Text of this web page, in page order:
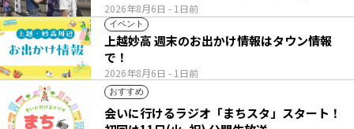
2026年8月6日 - 1日前
イベント
2026年8月6日 - 1日前
上越妙高 週末のお出かけ情報はタウン情報
で！
おすすめ
会いに行けるラジオ「まちスタ」スタート！